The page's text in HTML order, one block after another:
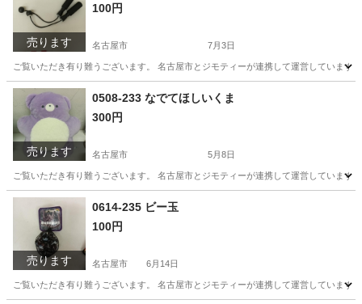
売ります
100円
名古屋市 7月3日
ご覧いただき有り難うございます。 名古屋市とジモティーが連携して運営してい
愛知 名古屋市 リユース
売ります
0508-233 なでてほしいくま
300円
名古屋市 5月8日
ご覧いただき有り難うございます。 名古屋市とジモティーが連携して運営してい
愛知 名古屋市
売ります
0614-235 ビー玉
100円
名古屋市 6月14日
ご覧いただき有り難うございます。 名古屋市とジモティーが連携して運営してい